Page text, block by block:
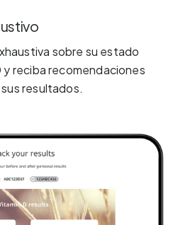
sobre su estado
y reciba recomendaciones
resultados.